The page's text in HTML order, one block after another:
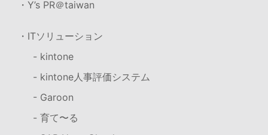
・Y’s PR＠taiwan
・ITソリューション
- kintone
- kintone人事評価システム
- Garoon
- 育て〜る